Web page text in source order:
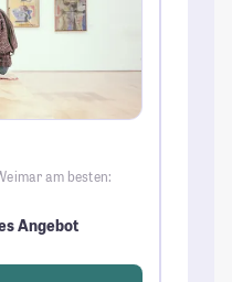
am besten:
Angebot